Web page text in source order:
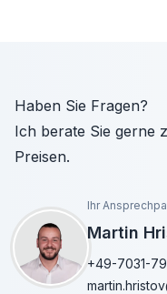
Haben Sie Fragen?
Ich berate Sie gerne
Preisen.
Ihr
Martin
+49-7031-